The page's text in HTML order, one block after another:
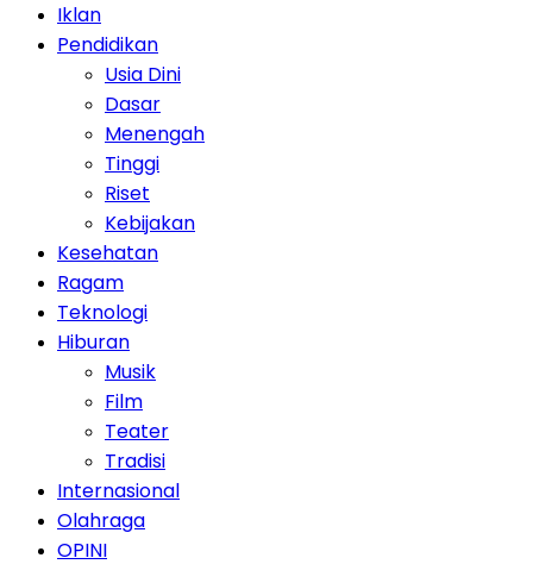
Iklan
Pendidikan
Usia Dini
Dasar
Menengah
Tinggi
Riset
Kebijakan
Kesehatan
Ragam
Teknologi
Hiburan
Musik
Film
Teater
Tradisi
Internasional
Olahraga
OPINI